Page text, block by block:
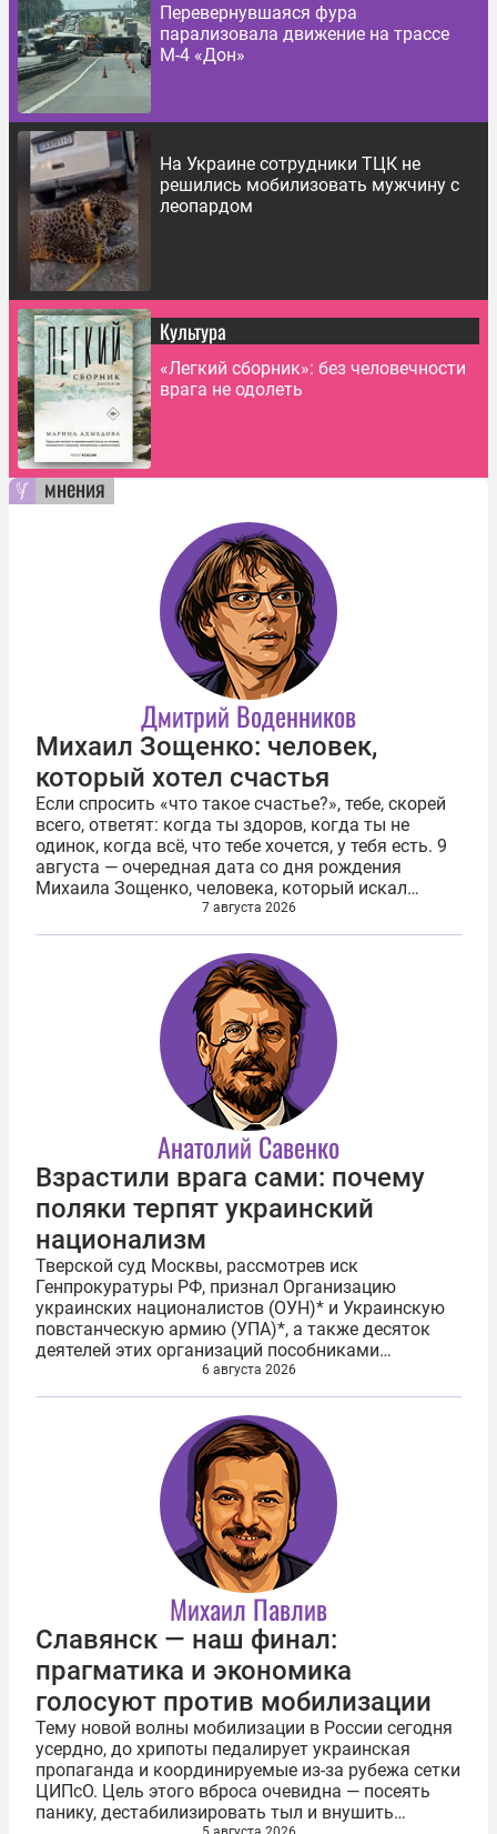
Перевернувшаяся фура
парализовала движение на трассе
М-4 «Дон»
На Украине сотрудники ТЦК не
решились мобилизовать мужчину с
леопардом
Культура
«Легкий сборник»: без человечности
врага не одолеть
мнения
Дмитрий Воденников
Михаил Зощенко: человек,
который хотел счастья
Если спросить «что такое счастье?», тебе, скорей
всего, ответят: когда ты здоров, когда ты не
одинок, когда всё, что тебе хочется, у тебя есть. 9
августа — очередная дата со дня рождения
Михаила Зощенко, человека, который искал
счастья, написал книгу, посвященную путям
поиска счастья, а умер...
7 августа 2026
Анатолий Савенко
Взрастили врага сами: почему
поляки терпят украинский
национализм
Тверской суд Москвы, рассмотрев иск
Генпрокуратуры РФ, признал Организацию
украинских националистов (ОУН)* и Украинскую
повстанческую армию (УПА)*, а также десяток
деятелей этих организаций пособниками
нацистской Германии в преступлениях против
советских граждан (львовский погром, Бабий Яр,
6 августа 2026
Михаил Павлив
Славянск — наш финал:
прагматика и экономика
голосуют против мобилизации
Тему новой волны мобилизации в России сегодня
усердно, до хрипоты педалирует украинская
пропаганда и координируемые из-за рубежа сетки
ЦИПсО. Цель этого вброса очевидна — посеять
панику, дестабилизировать тыл и внушить